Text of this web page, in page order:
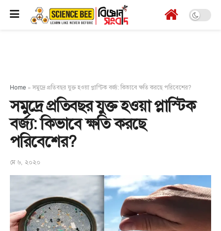
Home »সমুদ্রে প্রতিবছর যুক্ত হওয়া প্লাস্টিক বর্জ্য: কিভাবে ক্ষতি করছে পরিবেশের?
সমুদ্রে প্রতিবছর যুক্ত হওয়া প্লাস্টিক
বর্জ্য: কিভাবে ক্ষতি করছে
পরিবেশের?
মে ৬, ২০২০